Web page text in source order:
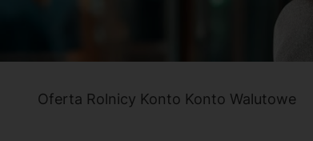
Oferta Rolnicy Konto Konto Walutowe